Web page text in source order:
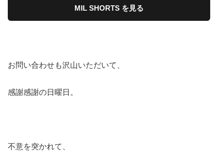
MIL SHORTS を見る
お問い合わせも沢山いただいて、
感謝感謝の日曜日。
不意を突かれて、